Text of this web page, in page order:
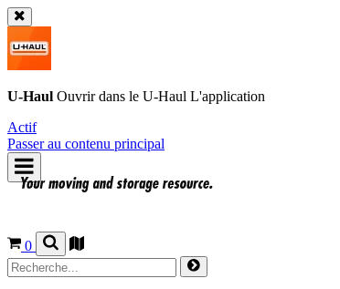
U-Haul Ouvrir dans le U-Haul L'application
Actif
Passer au contenu principal
0